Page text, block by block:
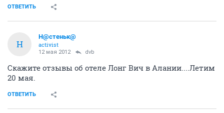
ОТВЕТИТЬ
Н
Н@стеньк@
activist
12 мая 2012 dvb
Скажите отзывы об отеле Лонг Вич в Алании....Летим
20 мая.
ОТВЕТИТЬ